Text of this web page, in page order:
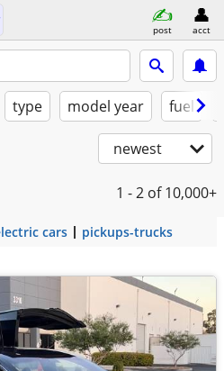
post acct
type model year fuel
newest
1 - 2 of 10,000+
cars pickups-trucks